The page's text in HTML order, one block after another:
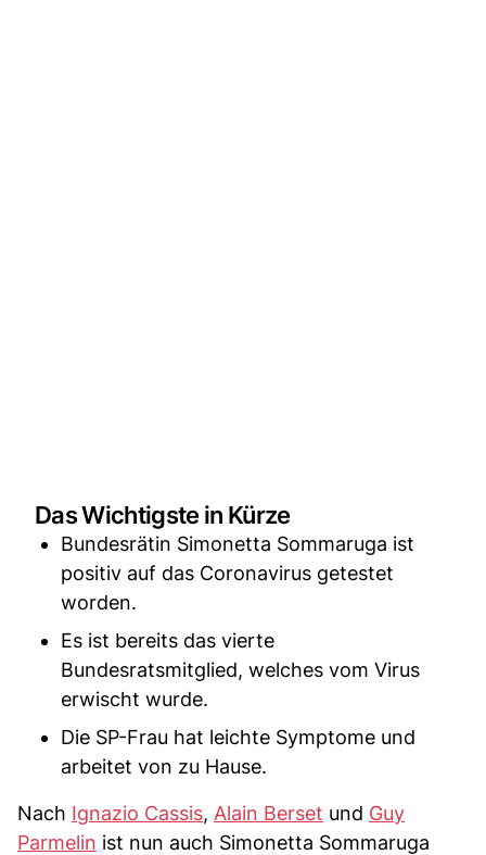
Das Wichtigste in Kürze
Bundesrätin Simonetta Sommaruga ist
positiv auf das Coronavirus getestet
worden.
Es ist bereits das vierte
Bundesratsmitglied, welches vom Virus
erwischt wurde.
Die SP-Frau hat leichte Symptome und
arbeitet von zu Hause.
Nach Ignazio Cassis, Alain Berset und Guy
Parmelin ist nun auch Simonetta Sommaruga